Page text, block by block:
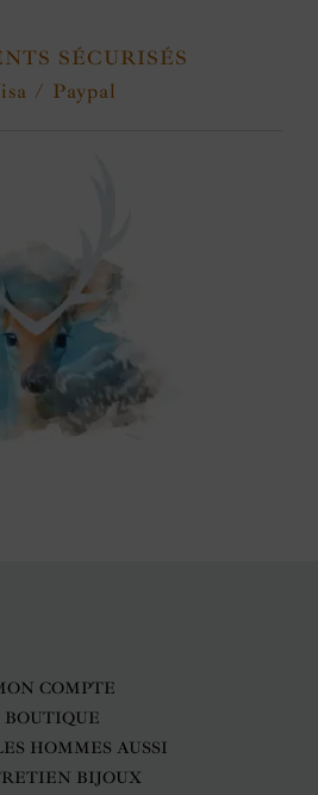
SÉCURISÉS
/ Paypal
COMPTE
BOUTIQUE
HOMMES AUSSI
BIJOUX